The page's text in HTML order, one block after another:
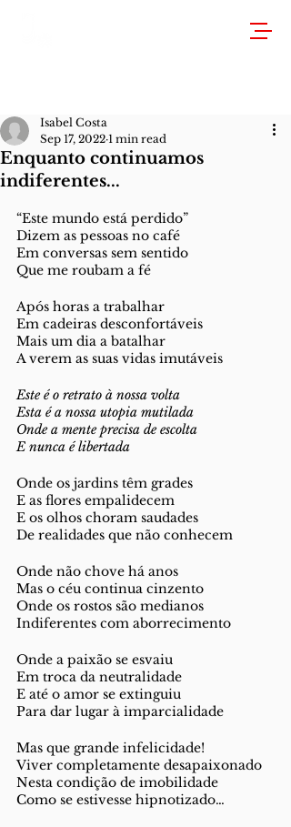
Enquanto continuamos
indiferentes...
Isabel Costa
Sep 17, 2022 1 min read
“Este mundo está perdido”
Dizem as pessoas no café
Em conversas sem sentido
Que me roubam a fé
Após horas a trabalhar
Em cadeiras desconfortáveis
Mais um dia a batalhar
A verem as suas vidas imutáveis
Este é o retrato à nossa volta
Esta é a nossa utopia mutilada
Onde a mente precisa de escolta
E nunca é libertada
Onde os jardins têm grades
E as flores empalidecem
E os olhos choram saudades
De realidades que não conhecem
Onde não chove há anos
Mas o céu continua cinzento
Onde os rostos são medianos
Indiferentes com aborrecimento
Onde a paixão se esvaiu
Em troca da neutralidade
E até o amor se extinguiu
Para dar lugar à imparcialidade
Mas que grande infelicidade!
Viver completamente desapaixonado
Nesta condição de imobilidade
Como se estivesse hipnotizado…